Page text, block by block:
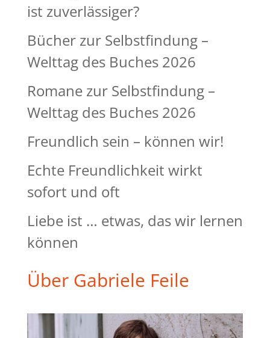
ist zuverlässiger?
Bücher zur Selbstfindung –
Welttag des Buches 2026
Romane zur Selbstfindung –
Welttag des Buches 2026
Freundlich sein – können wir!
Echte Freundlichkeit wirkt
sofort und oft
Liebe ist … etwas, das wir lernen
können
Über Gabriele Feile